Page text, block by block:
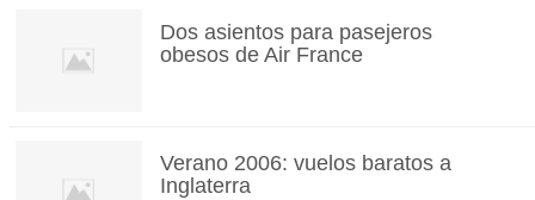
Dos asientos para pasejeros
obesos de Air France
Verano 2006: vuelos baratos a
Inglaterra